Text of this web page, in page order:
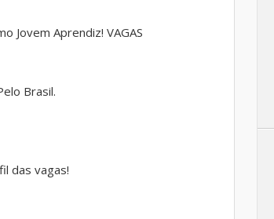
Jovem Aprendiz! VAGAS
Brasil.
das vagas!